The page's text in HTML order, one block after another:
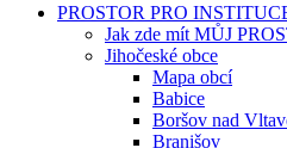
PROSTOR PRO
Jak zde mít MŮJ
Jihočeské obce
Mapa obcí
Babice
Boršov nad
Branišov